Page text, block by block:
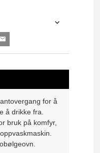
for å
å drikke fra.
bruk på komfyr,